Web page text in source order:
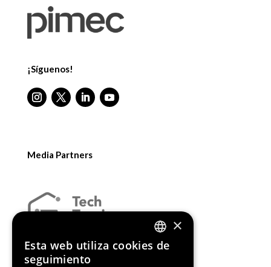
¡Síguenos!
Media Partners
ENGLISH
×
Esta web utiliza cookies de
seguimiento